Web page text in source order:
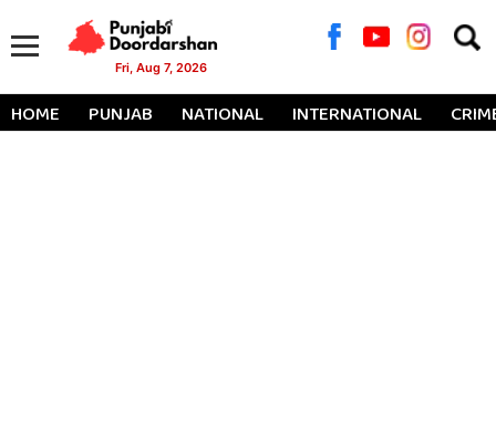
Fri, Aug 7, 2026
for:
HOME PUNJAB NATIONAL INTERNATIONAL